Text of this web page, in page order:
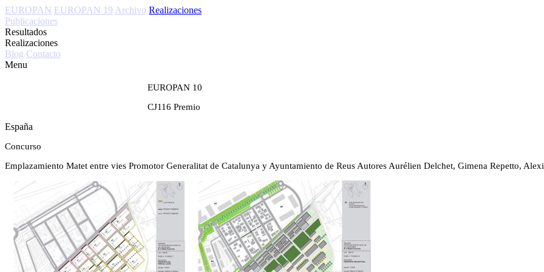
EUROPAN EUROPAN 19 Archivo Realizaciones
Publicaciones
Resultados
Realizaciones
Blog Contacto
Menu
EUROPAN 10
CJ116 Premio
España
Concurso
Emplazamiento Matet entre vies Promotor Generalitat de Catalunya y Ayuntamiento de Reus Autores Aurélien Delchet, Gimena Repetto,